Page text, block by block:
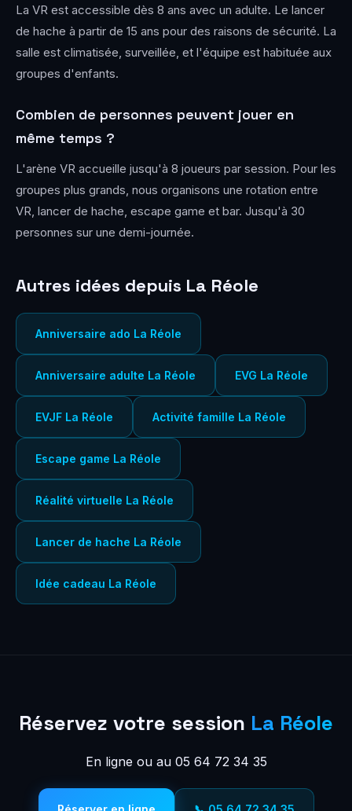
La VR est accessible dès 8 ans avec un adulte. Le lancer
de hache à partir de 15 ans pour des raisons de sécurité. La
salle est climatisée, surveillée, et l'équipe est habituée aux
groupes d'enfants.
Combien de personnes peuvent jouer en
même temps ?
L'arène VR accueille jusqu'à 8 joueurs par session. Pour les
groupes plus grands, nous organisons une rotation entre
VR, lancer de hache, escape game et bar. Jusqu'à 30
personnes sur une demi-journée.
Autres idées depuis La Réole
Anniversaire ado La Réole
Anniversaire adulte La Réole EVG La Réole
EVJF La Réole Activité famille La Réole
Escape game La Réole
Réalité virtuelle La Réole
Lancer de hache La Réole
Idée cadeau La Réole
Réservez votre session La Réole
En ligne ou au 05 64 72 34 35